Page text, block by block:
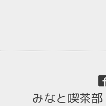
みなと喫茶